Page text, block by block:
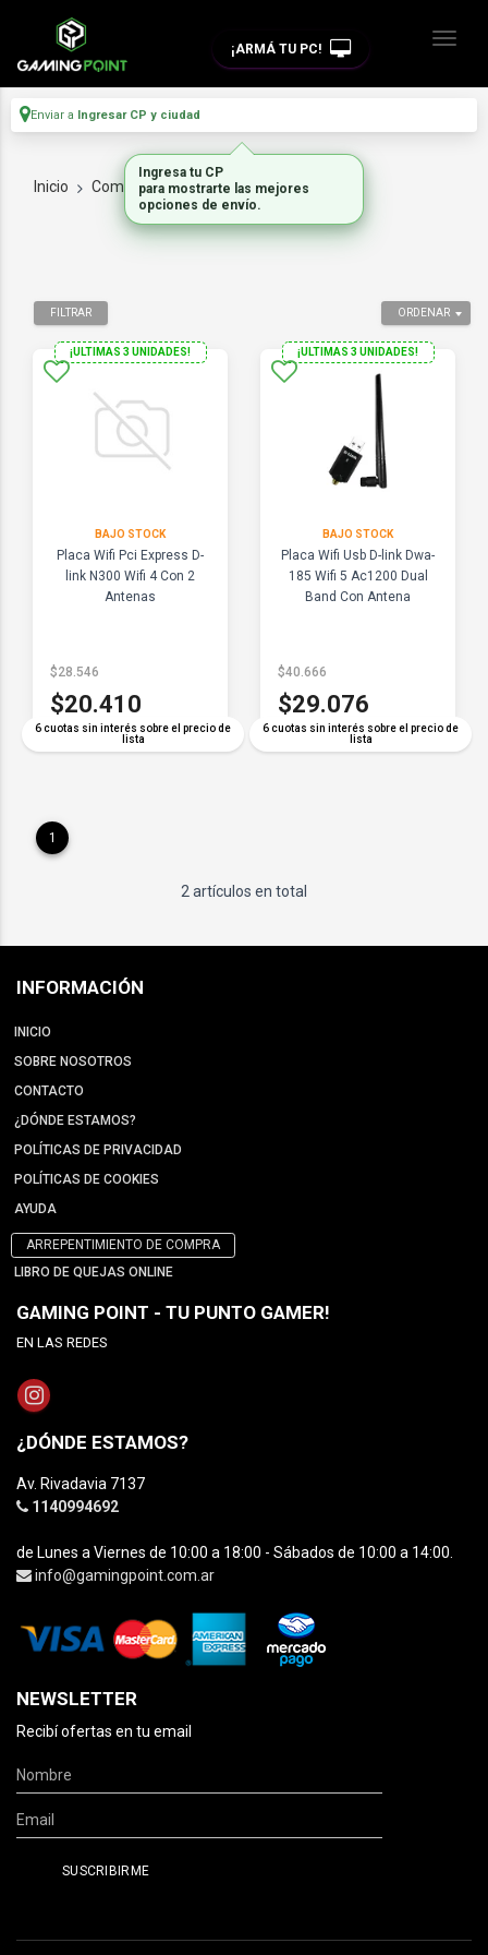
¡ARMÁ TU PC!
Enviar a Ingresar CP y ciudad
Inicio Componentes De Pc PLACA WIFI
ORDENAR
FILTRAR
¡ULTIMAS 3 UNIDADES!
BAJO STOCK
Placa Wifi Pci Express D-
link N300 Wifi 4 Con 2
Antenas
6 cuotas sin interés sobre el precio de
lista
$28.546
$20.410
¡ULTIMAS 3 UNIDADES!
BAJO STOCK
Placa Wifi Usb D-link Dwa-
185 Wifi 5 Ac1200 Dual
Band Con Antena
6 cuotas sin interés sobre el precio de
lista
$40.666
$29.076
1
2 artículos en total
INFORMACIÓN
INICIO
SOBRE NOSOTROS
CONTACTO
¿DÓNDE ESTAMOS?
POLÍTICAS DE PRIVACIDAD
POLÍTICAS DE COOKIES
AYUDA
ARREPENTIMIENTO DE COMPRA
LIBRO DE QUEJAS ONLINE
GAMING POINT - TU PUNTO GAMER!
EN LAS REDES
¿DÓNDE ESTAMOS?
Av. Rivadavia 7137
1140994692
de Lunes a Viernes de 10:00 a 18:00 - Sábados de 10:00 a 14:00.
info@gamingpoint.com.ar
NEWSLETTER
Recibí ofertas en tu email
Ingresa tu CP
para mostrarte las mejores
opciones de envío.